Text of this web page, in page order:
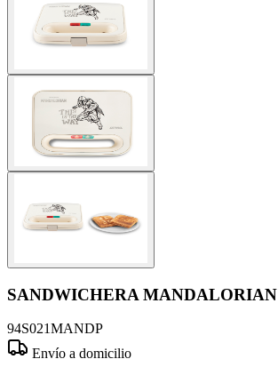
SANDWICHERA MANDALORIAN
94S021MANDP
Envío a domicilio